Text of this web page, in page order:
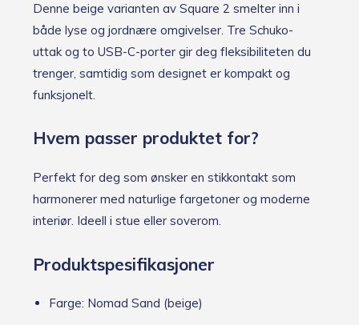
Denne beige varianten av Square 2 smelter inn i
både lyse og jordnære omgivelser. Tre Schuko-
uttak og to USB-C-porter gir deg fleksibiliteten du
trenger, samtidig som designet er kompakt og
funksjonelt.
Hvem passer produktet for?
Perfekt for deg som ønsker en stikkontakt som
harmonerer med naturlige fargetoner og moderne
interiør. Ideell i stue eller soverom.
Produktspesifikasjoner
Farge: Nomad Sand (beige)